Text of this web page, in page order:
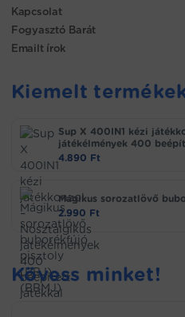
Kapcsolat
Fogyasztó Barát
Emailt írok
Kiemelt
Sup X 400IN1 kézi
játékélmények 400
4.890 Ft
Mágikus sorozatlövő
2.990 Ft
Kövess minket!